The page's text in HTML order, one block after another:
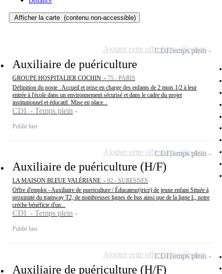
Afficher la carte (contenu non-accessible)
Auxiliaire de puériculture
GROUPE HOSPITALIER COCHIN - 75 - PARIS
Définition du poste : Accueil et prise en charge des enfants de 2 mois 1/2 à leur
entrée à l'école dans un environnement sécurisé et dans le cadre du projet
institutionnel et éducatif. Mise en place...
CDI - Temps plein
Publié hier
CDITemps plein
Ajouter cette offre à ma sélection
Auxiliaire de puériculture (H/F)
LA MAISON BLEUE VALÉRIANE - 92 - SURESNES
Offre d'emploi - Auxiliaire de puericulture / Éducateur(trice) de jeune enfant Située à
proximité du tramway T2, de nombreuses lignes de bus ainsi que de la ligne L, notre
crèche bénéficie d'un...
CDI - Temps plein
Publié hier
CDITemps plein
Ajouter cette offre à ma sélection
Auxiliaire de puériculture (H/F)
CDITemps plein
Ajouter cette offre à ma sélection